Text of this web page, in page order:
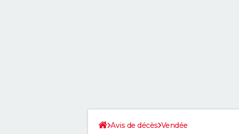
Avis de décès Vendée